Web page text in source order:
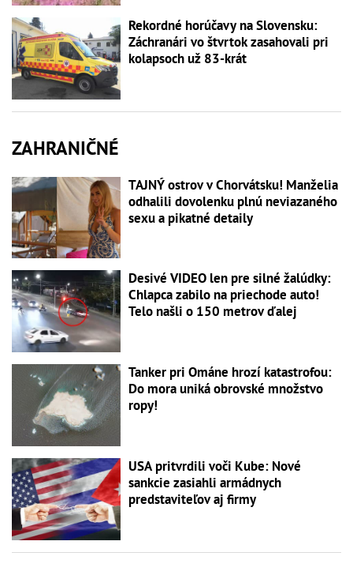
Rekordné horúčavy na Slovensku:
Záchranári vo štvrtok zasahovali pri
kolapsoch už 83-krát
ZAHRANIČNÉ
TAJNÝ ostrov v Chorvátsku! Manželia
odhalili dovolenku plnú neviazaného
sexu a pikatné detaily
Desivé VIDEO len pre silné žalúdky:
Chlapca zabilo na priechode auto!
Telo našli o 150 metrov ďalej
Tanker pri Ománe hrozí katastrofou:
Do mora uniká obrovské množstvo
ropy!
USA pritvrdili voči Kube: Nové
sankcie zasiahli armádnych
predstaviteľov aj firmy